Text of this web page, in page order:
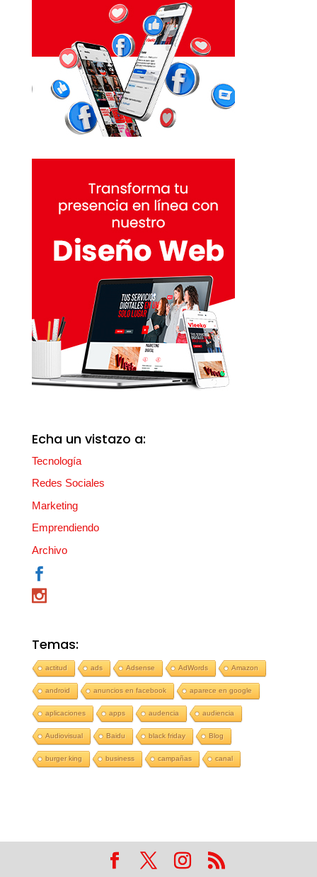
Echa un vistazo a:
Tecnología
Redes Sociales
Marketing
Emprendiendo
Archivo
Temas:
actitud ads Adsense AdWords Amazon
android anuncios en facebook aparece en google
aplicaciones apps audencia audiencia
Audiovisual Baidu black friday Blog
burger king business campañas canal